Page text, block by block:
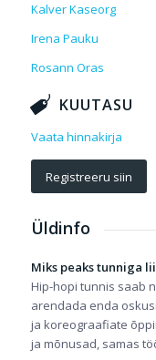
Kalver Kaseorg
Irena Pauku
Rosann Oras
KUUTASU
Vaata hinnakirja
Registreeru siin
Üldinfo
Miks peaks tunniga
Hip-hopi tunnis saab
arendada enda
ja koreograafiate
ja mõnusad, samas